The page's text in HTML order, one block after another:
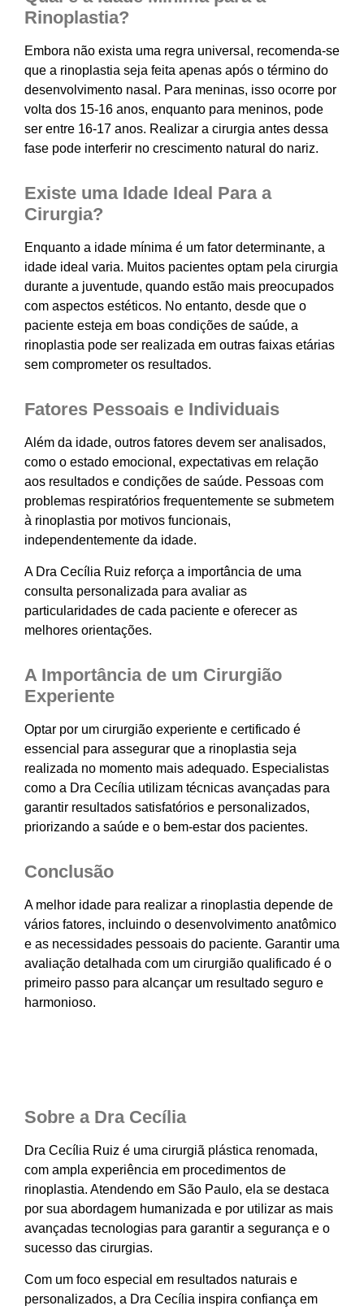
Rinoplastia?
Embora não exista uma regra universal, recomenda-se
que a rinoplastia seja feita apenas após o término do
desenvolvimento nasal. Para meninas, isso ocorre por
volta dos 15-16 anos, enquanto para meninos, pode
ser entre 16-17 anos. Realizar a cirurgia antes dessa
fase pode interferir no crescimento natural do nariz.
Existe uma Idade Ideal Para a
Cirurgia?
Enquanto a idade mínima é um fator determinante, a
idade ideal varia. Muitos pacientes optam pela cirurgia
durante a juventude, quando estão mais preocupados
com aspectos estéticos. No entanto, desde que o
paciente esteja em boas condições de saúde, a
rinoplastia pode ser realizada em outras faixas etárias
sem comprometer os resultados.
Fatores Pessoais e Individuais
Além da idade, outros fatores devem ser analisados,
como o estado emocional, expectativas em relação
aos resultados e condições de saúde. Pessoas com
problemas respiratórios frequentemente se submetem
à rinoplastia por motivos funcionais,
independentemente da idade.
A Dra Cecília Ruiz reforça a importância de uma
consulta personalizada para avaliar as
particularidades de cada paciente e oferecer as
melhores orientações.
A Importância de um Cirurgião
Experiente
Optar por um cirurgião experiente e certificado é
essencial para assegurar que a rinoplastia seja
realizada no momento mais adequado. Especialistas
como a Dra Cecília utilizam técnicas avançadas para
garantir resultados satisfatórios e personalizados,
priorizando a saúde e o bem-estar dos pacientes.
Conclusão
A melhor idade para realizar a rinoplastia depende de
vários fatores, incluindo o desenvolvimento anatômico
e as necessidades pessoais do paciente. Garantir uma
avaliação detalhada com um cirurgião qualificado é o
primeiro passo para alcançar um resultado seguro e
harmonioso.
Sobre a Dra Cecília
Dra Cecília Ruiz é uma cirurgiã plástica renomada,
com ampla experiência em procedimentos de
rinoplastia. Atendendo em São Paulo, ela se destaca
por sua abordagem humanizada e por utilizar as mais
avançadas tecnologias para garantir a segurança e o
sucesso das cirurgias.
Com um foco especial em resultados naturais e
personalizados, a Dra Cecília inspira confiança em